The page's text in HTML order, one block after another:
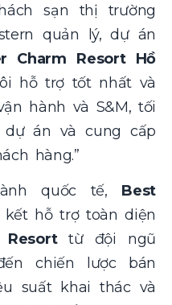
sạn thị trường
quản lý, dự án
Charm Resort Hồ
hỗ trợ tốt nhất và
hành và S&M, tối
án và cung cấp
hàng.”
quốc tế, Best
kết hỗ trợ toàn diện
từ đội ngũ
chiến lược bán
suất khai thác và